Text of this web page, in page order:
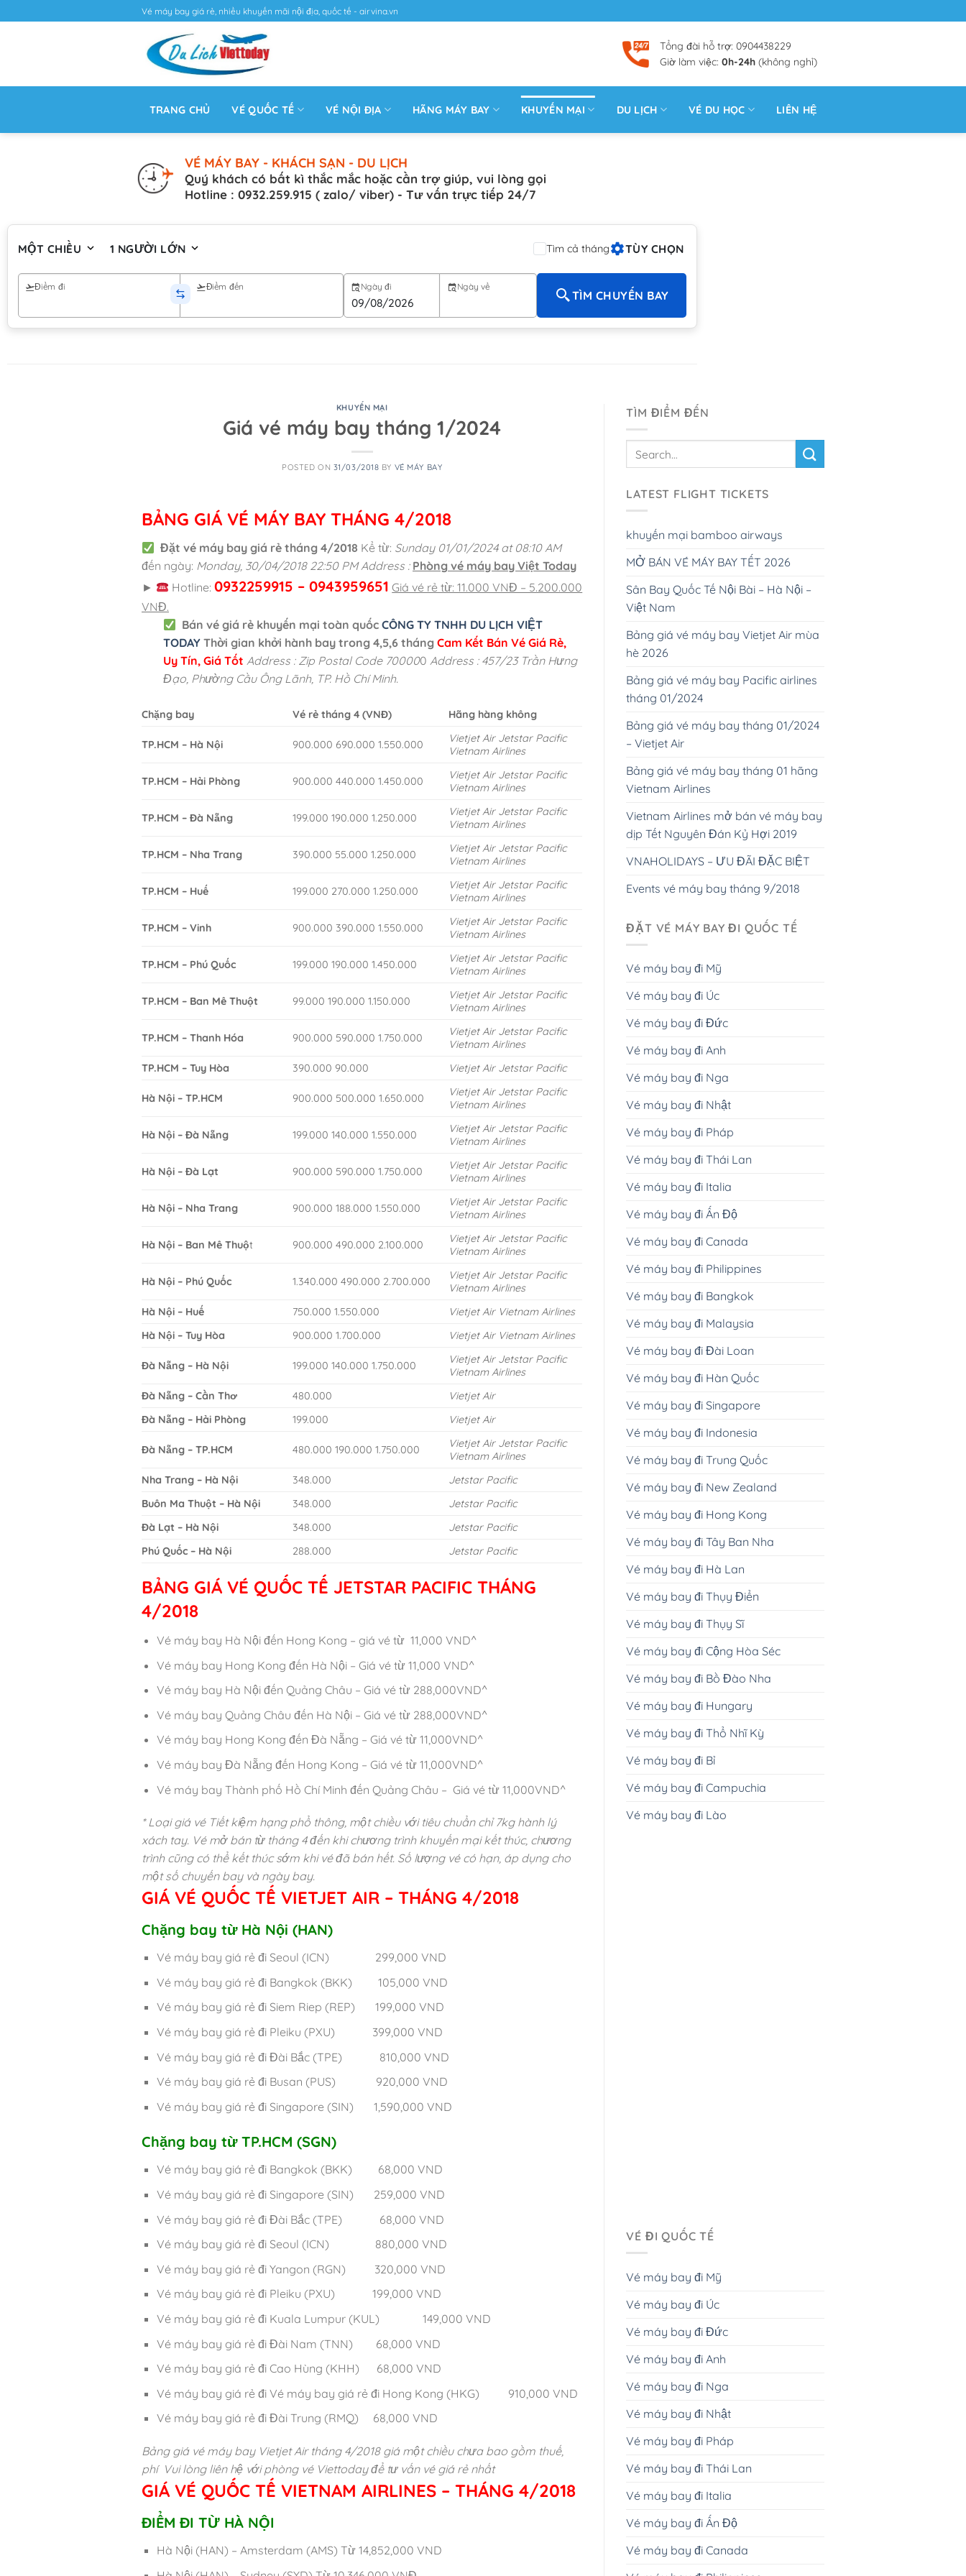
Vé máy bay giá rẻ, nhiều khuyến mãi nội địa, quốc tế - airvina.vn
Tổng đài hỗ trợ: 0904438229
Giờ làm việc: 0h-24h (không nghỉ)
TRANG CHỦ VÉ QUỐC TẾ VÉ NỘI ĐỊA HÃNG MÁY BAY KHUYẾN MẠI DU LỊCH VÉ DU HỌC LIÊN HỆ
VÉ MÁY BAY - KHÁCH SẠN - DU LỊCH
Quý khách có bất kì thắc mắc hoặc cần trợ giúp, vui lòng gọi
Hotline : 0932.259.915 ( zalo/ viber) - Tư vấn trực tiếp 24/7
MỘT CHIỀU 1 NGƯỜI LỚN Tìm cả tháng TÙY CHỌN
Điểm đi Điểm đến Ngày đi Ngày về
TÌM CHUYẾN BAY
KHUYẾN MẠI
Giá vé máy bay tháng 1/2024
POSTED ON 31/03/2018 BY VÉ MÁY BAY
BẢNG GIÁ VÉ MÁY BAY THÁNG 4/2018
Đặt vé máy bay giá rẻ tháng 4/2018 Kể từ: Sunday 01/01/2024 at 08:10 AM
đến ngày: Monday, 30/04/2018 22:50 PM Address : Phòng vé máy bay Việt Today
►
Hotline:0932259915 – 0943959651 Giá vé rẻ từ: 11.000 VNĐ – 5.200.000
VNĐ.
Bán vé giá rẻ khuyến mại toàn quốcCÔNG TY TNHH DU LỊCH VIỆT
TODAY Thời gian khởi hành bay trong 4,5,6 tháng Cam Kết Bán Vé Giá Rẻ,
Uy Tín, Giá Tốt Address : Zip Postal Code 700000 Address : 457/23 Trần Hưng
Đạo, Phường Cầu Ông Lãnh, TP. Hồ Chí Minh.
Chặng bay Vé rẻ tháng 4 (VNĐ) Hãng hàng không
TP.HCM – Hà Nội 900.000 690.000 1.550.000 Vietjet Air Jetstar Pacific
Vietnam Airlines
TP.HCM – Hải Phòng 900.000 440.000 1.450.000 Vietjet Air Jetstar Pacific
Vietnam Airlines
TP.HCM – Đà Nẵng 199.000 190.000 1.250.000 Vietjet Air Jetstar Pacific
Vietnam Airlines
TP.HCM – Nha Trang 390.000 55.000 1.250.000 Vietjet Air Jetstar Pacific
Vietnam Airlines
TP.HCM – Huế 199.000 270.000 1.250.000 Vietjet Air Jetstar Pacific
Vietnam Airlines
TP.HCM – Vinh 900.000 390.000 1.550.000 Vietjet Air Jetstar Pacific
Vietnam Airlines
TP.HCM – Phú Quốc 199.000 190.000 1.450.000 Vietjet Air Jetstar Pacific
Vietnam Airlines
TP.HCM – Ban Mê Thuột 99.000 190.000 1.150.000 Vietjet Air Jetstar Pacific
Vietnam Airlines
TP.HCM – Thanh Hóa 900.000 590.000 1.750.000 Vietjet Air Jetstar Pacific
Vietnam Airlines
TP.HCM – Tuy Hòa
390.000 90.000 Vietjet Air Jetstar Pacific
Hà Nội – TP.HCM 900.000 500.000 1.650.000 Vietjet Air Jetstar Pacific
Vietnam Airlines
Hà Nội – Đà Nẵng 199.000 140.000 1.550.000 Vietjet Air Jetstar Pacific
Vietnam Airlines
Hà Nội – Đà Lạt 900.000 590.000 1.750.000 Vietjet Air Jetstar Pacific
Vietnam Airlines
Hà Nội – Nha Trang 900.000 188.000 1.550.000 Vietjet Air Jetstar Pacific
Vietnam Airlines
Hà Nội – Ban Mê Thuột 900.000 490.000 2.100.000 Vietjet Air Jetstar Pacific
Vietnam Airlines
Hà Nội – Phú Quốc 1.340.000 490.000 2.700.000 Vietjet Air Jetstar Pacific
Vietnam Airlines
Hà Nội – Huế
750.000 1.550.000 Vietjet Air Vietnam Airlines
Hà Nội – Tuy Hòa
900.000 1.700.000 Vietjet Air Vietnam Airlines
Đà Nẵng – Hà Nội 199.000 140.000 1.750.000 Vietjet Air Jetstar Pacific
Vietnam Airlines
Đà Nẵng – Cần Thơ
480.000
Vietjet Air
Đà Nẵng – Hải Phòng
199.000 Vietjet Air
Đà Nẵng – TP.HCM 480.000 190.000 1.750.000 Vietjet Air Jetstar Pacific
Vietnam Airlines
Nha Trang – Hà Nội
348.000
Jetstar Pacific
Buôn Ma Thuột – Hà Nội
348.000
Jetstar Pacific
Đà Lạt – Hà Nội
348.000
Jetstar Pacific
Phú Quốc – Hà Nội
288.000 Jetstar Pacific
BẢNG GIÁ VÉ QUỐC TẾ JETSTAR PACIFIC THÁNG
4/2018
Vé máy bay Hà Nội đến Hong Kong – giá vé từ 11,000 VND^
Vé máy bay Hong Kong đến Hà Nội – Giá vé từ 11,000 VND^
Vé máy bay Hà Nội đến Quảng Châu – Giá vé từ 288,000VND^
Vé máy bay Quảng Châu đến Hà Nội – Giá vé từ 288,000VND^
Vé máy bay Hong Kong đến Đà Nẵng – Giá vé từ 11,000VND^
Vé máy bay Đà Nẵng đến Hong Kong – Giá vé từ 11,000VND^
Vé máy bay Thành phố Hồ Chí Minh đến Quảng Châu – Giá vé từ 11,000VND^
* Loại giá vé Tiết kiệm hạng phổ thông, một chiều với tiêu chuẩn chỉ 7kg hành lý
xách tay. Vé mở bán từ tháng 4 đến khi chương trình khuyến mại kết thúc, chương
trình cũng có thể kết thúc sớm khi vé đã bán hết. Số lượng vé có hạn, áp dụng cho
một số chuyến bay và ngày bay.
GIÁ VÉ QUỐC TẾ VIETJET AIR – THÁNG 4/2018
Chặng bay từ Hà Nội (HAN)
Vé máy bay giá rẻ đi Seoul (ICN) 299,000 VND
Vé máy bay giá rẻ đi Bangkok (BKK) 105,000 VND
Vé máy bay giá rẻ đi Siem Riep (REP) 199,000 VND
Vé máy bay giá rẻ đi Pleiku (PXU) 399,000 VND
Vé máy bay giá rẻ đi Đài Bắc (TPE) 810,000 VND
Vé máy bay giá rẻ đi Busan (PUS) 920,000 VND
Vé máy bay giá rẻ đi Singapore (SIN) 1,590,000 VND
Chặng bay từ TP.HCM (SGN)
Vé máy bay giá rẻ đi Bangkok (BKK) 68,000 VND
Vé máy bay giá rẻ đi Singapore (SIN) 259,000 VND
Vé máy bay giá rẻ đi Đài Bắc (TPE) 68,000 VND
Vé máy bay giá rẻ đi Seoul (ICN) 880,000 VND
Vé máy bay giá rẻ đi Yangon (RGN) 320,000 VND
Vé máy bay giá rẻ đi Pleiku (PXU) 199,000 VND
Vé máy bay giá rẻ đi Kuala Lumpur (KUL) 149,000 VND
Vé máy bay giá rẻ đi Đài Nam (TNN) 68,000 VND
Vé máy bay giá rẻ đi Cao Hùng (KHH) 68,000 VND
Vé máy bay giá rẻ đi Vé máy bay giá rẻ đi Hong Kong (HKG) 910,000 VND
Vé máy bay giá rẻ đi Đài Trung (RMQ) 68,000 VND
Bảng giá vé máy bay Vietjet Air tháng 4/2018 giá một chiều chưa bao gồm thuế,
phí Vui lòng liên hệ với phòng vé Viettoday để tư vấn vé giá rẻ nhất
GIÁ VÉ QUỐC TẾ VIETNAM AIRLINES – THÁNG 4/2018
ĐIỂM ĐI TỪ HÀ NỘI
Hà Nội (HAN) – Amsterdam (AMS) Từ 14,852,000 VND
TÌM ĐIỂM ĐẾN
LATEST FLIGHT TICKETS
khuyến mại bamboo airways
MỞ BÁN VÉ MÁY BAY TẾT 2026
Sân Bay Quốc Tế Nội Bài – Hà Nội –
Việt Nam
Bảng giá vé máy bay Vietjet Air mùa
hè 2026
Bảng giá vé máy bay Pacific airlines
tháng 01/2024
Bảng giá vé máy bay tháng 01/2024
– Vietjet Air
Bảng giá vé máy bay tháng 01 hãng
Vietnam Airlines
Vietnam Airlines mở bán vé máy bay
dịp Tết Nguyên Đán Kỷ Hợi 2019
VNAHOLIDAYS – ƯU ĐÃI ĐẶC BIỆT
Events vé máy bay tháng 9/2018
ĐẶT VÉ MÁY BAY ĐI QUỐC TẾ
Vé máy bay đi Mỹ
Vé máy bay đi Úc
Vé máy bay đi Đức
Vé máy bay đi Anh
Vé máy bay đi Nga
Vé máy bay đi Nhật
Vé máy bay đi Pháp
Vé máy bay đi Thái Lan
Vé máy bay đi Italia
Vé máy bay đi Ấn Độ
Vé máy bay đi Canada
Vé máy bay đi Philippines
Vé máy bay đi Bangkok
Vé máy bay đi Malaysia
Vé máy bay đi Đài Loan
Vé máy bay đi Hàn Quốc
Vé máy bay đi Singapore
Vé máy bay đi Indonesia
Vé máy bay đi Trung Quốc
Vé máy bay đi New Zealand
Vé máy bay đi Hong Kong
Vé máy bay đi Tây Ban Nha
Vé máy bay đi Hà Lan
Vé máy bay đi Thụy Điển
Vé máy bay đi Thụy Sĩ
Vé máy bay đi Cộng Hòa Séc
Vé máy bay đi Bồ Đào Nha
Vé máy bay đi Hungary
Vé máy bay đi Thổ Nhĩ Kỳ
Vé máy bay đi Bỉ
Vé máy bay đi Campuchia
Vé máy bay đi Lào
VÉ ĐI QUỐC TẾ
Vé máy bay đi Mỹ
Vé máy bay đi Úc
Vé máy bay đi Đức
Vé máy bay đi Anh
Vé máy bay đi Nga
Vé máy bay đi Nhật
Vé máy bay đi Pháp
Vé máy bay đi Thái Lan
Vé máy bay đi Italia
Vé máy bay đi Ấn Độ
Vé máy bay đi Canada